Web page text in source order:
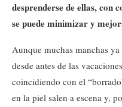
desprenderse de ellas, con
se puede minimizar y
Aunque muchas manchas
desde antes de las
coincidiendo con el
en la piel salen a escena y,